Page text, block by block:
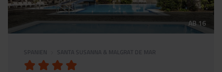
AB 16
SPANIEN SANTA SUSANNA & MALGRAT DE MAR